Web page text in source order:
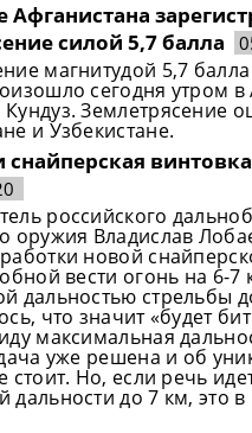
Афганистана
силой 5,7 балла
магнитудой 5,7
сегодня утром в
Землетрясение
и Узбекистане.
снайперская
российского
оружия Владислав
новой
вести огонь на 6-7
дальностью стрельбы
что значит «будет
максимальная
уже решена и об
стоит. Но, если речь
дальности до 7 км, это в